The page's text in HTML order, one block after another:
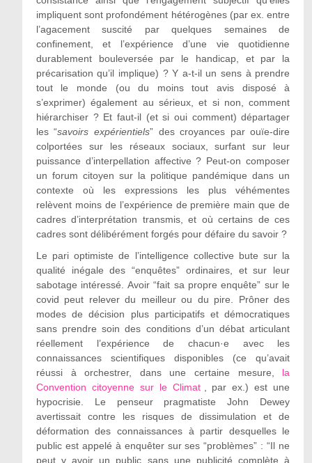
impliquent sont profondément hétérogènes (par ex. entre
l’agacement suscité par quelques semaines de
confinement, et l’expérience d’une vie quotidienne
durablement bouleversée par le handicap, et par la
précarisation qu’il implique) ? Y a-t-il un sens à prendre
tout le monde (ou du moins tout avis disposé à
s’exprimer) également au sérieux, et si non, comment
hiérarchiser ? Et faut-il (et si oui comment) départager
les “savoirs expérientiels” des croyances par ouïe-dire
colportées sur les réseaux sociaux, surfant sur leur
puissance d’interpellation affective ? Peut-on composer
un forum citoyen sur la politique pandémique dans un
contexte où les expressions les plus véhémentes
relèvent moins de l’expérience de première main que de
cadres d’interprétation transmis, et où certains de ces
cadres sont délibérément forgés pour défaire du savoir ?
Le pari optimiste de l’intelligence collective bute sur la
qualité inégale des “enquêtes” ordinaires, et sur leur
sabotage intéressé. Avoir “fait sa propre enquête” sur le
covid peut relever du meilleur ou du pire. Prôner des
modes de décision plus participatifs et démocratiques
sans prendre soin des conditions d’un débat articulant
réellement l’expérience de chacun·e avec les
connaissances scientifiques disponibles (ce qu’avait
réussi à orchestrer, dans une certaine mesure, la
Convention citoyenne sur le Climat
, par ex.) est une
hypocrisie. Le penseur pragmatiste John Dewey
avertissait contre les risques de dissimulation et de
déformation des connaissances à partir desquelles le
public est appelé à enquêter sur ses “problèmes” : “Il ne
peut y avoir un public sans une publicité complète à